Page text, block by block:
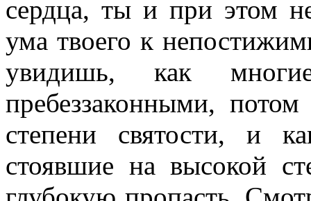
сердца, ты и при этом
ума твоего к
увидишь, как
пребеззаконными,
степени святости, и
стоявшие на высокой